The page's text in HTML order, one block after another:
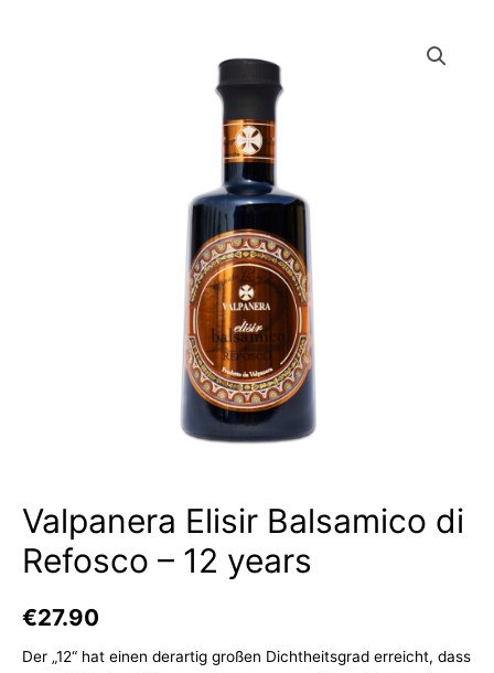
Valpanera Elisir Balsamico di
Refosco – 12 years
€27.90
Der „12“ hat einen derartig großen Dichtheitsgrad erreicht, dass